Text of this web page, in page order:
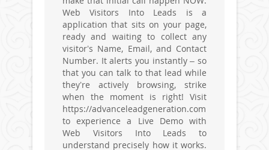
Web Visitors Into Leads is a
application that sits on your page,
ready and waiting to collect any
visitor’s Name, Email, and Contact
Number. It alerts you instantly – so
that you can talk to that lead while
they’re actively browsing, strike
when the moment is right! Visit
https://advanceleadgeneration.com
to experience a Live Demo with
Web Visitors Into Leads to
understand precisely how it works.